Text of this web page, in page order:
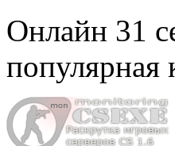
Онлайн 31
популярная